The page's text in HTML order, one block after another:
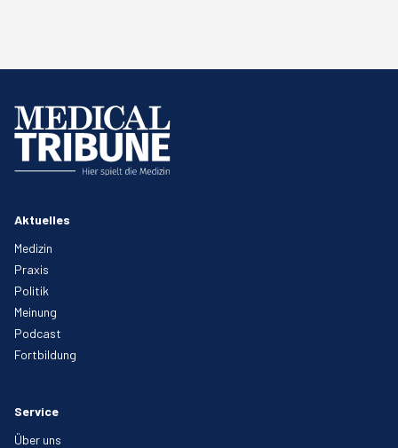
Aktuelles
Medizin
Praxis
Politik
Meinung
Podcast
Fortbildung
Service
Über uns